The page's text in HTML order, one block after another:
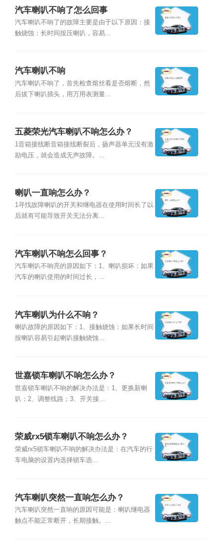
汽车喇叭不响了怎么回事
汽车喇叭不响了的故障主要是由于以下原因：接
触烧蚀：长时间按压喇叭，容易...
汽车喇叭不响
汽车喇叭不响了，首先检查熔丝看是否熔断，然
后拔下喇叭插头，用万用表测量...
五菱荣光汽车喇叭不响怎么办？
1音箱接线断音箱接线断裂后，扬声器单元没有激
励电压，就会造成无声故障。...
喇叭一直响怎么办？
1寻找故障喇叭的开关和继电器在使用时间长了以
后就有可能导致开关无法分离...
汽车喇叭不响怎么回事？
汽车喇叭不响亮的原因如下：1、喇叭损坏：如果
汽车的喇叭使用的时间过长，...
汽车喇叭为什么不响？
喇叭故障的原因如下：1、接触烧蚀：如果长时间
按喇叭容易引起喇叭接触烧蚀...
世嘉锁车喇叭不响怎么办？
世嘉锁车喇叭不响的解决办法是：1、更换新喇
叭；2、调整线路；3、开关接...
荣威rx5锁车喇叭不响怎么办？
荣威rx5锁车喇叭不响的解决办法是：在汽车的行
车电脑的设置内选择锁车选...
汽车喇叭突然一直响怎么办？
汽车喇叭突然一直响的原因可能是：喇叭继电器
触点不能正常断开，长期接触。...